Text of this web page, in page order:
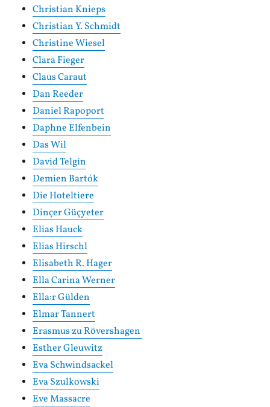
Christian Knieps
Christian Y. Schmidt
Christine Wiesel
Clara Fieger
Claus Caraut
Dan Reeder
Daniel Rapoport
Daphne Elfenbein
Das Wil
David Telgin
Demien Bartók
Die Hoteltiere
Dinçer Güçyeter
Elias Hauck
Elias Hirschl
Elisabeth R. Hager
Ella Carina Werner
Ella:r Gülden
Elmar Tannert
Erasmus zu Rövershagen
Esther Gleuwitz
Eva Schwindsackel
Eva Szulkowski
Eve Massacre